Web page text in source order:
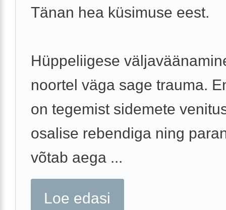
Tänan hea küsimuse eest.
Hüppeliigese
noortel väga sage trauma.
on tegemist sidemete
osalise rebendiga ning
võtab aega ...
Loe edasi